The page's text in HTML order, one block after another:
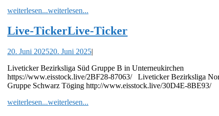
weiterlesen...weiterlesen...
Live-TickerLive-Ticker
20. Juni 202520. Juni 2025|
Liveticker Bezirksliga Süd Gruppe B in Unterneukirchen
https://www.eisstock.live/2BF28-87063/ Liveticker Bezirksliga
Gruppe Schwarz Töging http://www.eisstock.live/30D4E-8BE93/
weiterlesen...weiterlesen...